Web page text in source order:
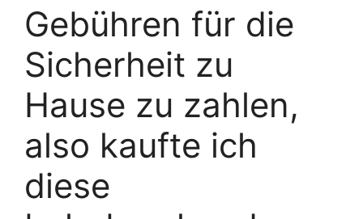
Gebühren für die
Sicherheit zu
Hause zu zahlen,
also kaufte ich
diese